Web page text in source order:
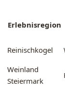
Erlebnisregion
Reinischkogel
Weinland
Steiermark